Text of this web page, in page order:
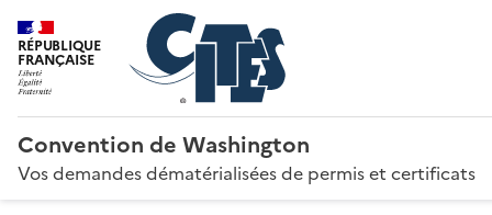
RÉPUBLIQUE
FRANÇAISE
Convention de Washington
Vos demandes dématérialisées de permis et certificats